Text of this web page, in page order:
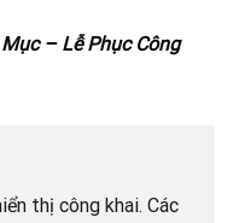
– Lễ Phục Công
thị công khai. Các